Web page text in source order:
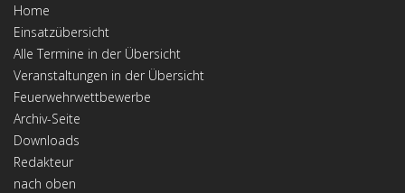
Home
Einsatzübersicht
Alle Termine in der Übersicht
Veranstaltungen in der Übersicht
Feuerwehrwettbewerbe
Archiv-Seite
Downloads
Redakteur
nach oben